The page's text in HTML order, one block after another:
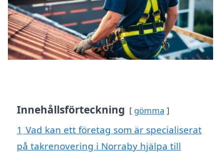
Innehållsförteckning gömma
1 Vad kan ett företag som är specialiserat
på takrenovering i Norraby hjälpa till